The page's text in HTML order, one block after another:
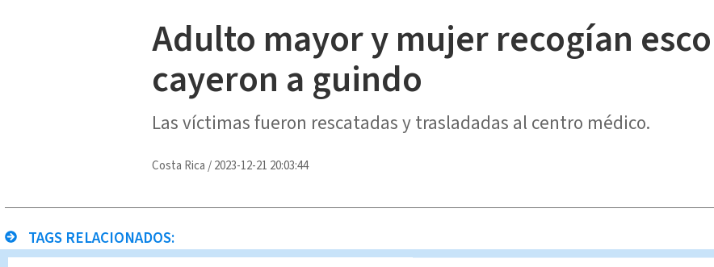
Adulto mayor y mujer recogían
cayeron a guindo
Las víctimas fueron rescatadas y trasladadas al centro médico.
Costa Rica /2023-12-21 20:03:44
TAGS RELACIONADOS: